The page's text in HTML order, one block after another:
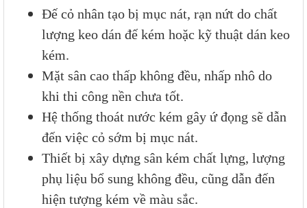
Đế cỏ nhân tạo bị mục nát, rạn nứt do chất
lượng keo dán đế kém hoặc kỹ thuật dán keo
kém.
Mặt sân cao thấp không đều, nhấp nhô do
khi thi công nền chưa tốt.
Hệ thống thoát nước kém gây ứ đọng sẽ dẫn
đến việc cỏ sớm bị mục nát.
Thiết bị xây dựng sân kém chất lựng, lượng
phụ liệu bổ sung không đều, cũng dẫn đến
hiện tượng kém về màu sắc.